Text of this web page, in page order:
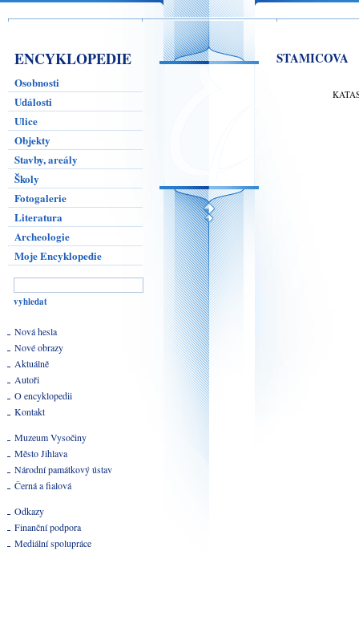
ENCYKLOPEDIE
Osobnosti
Události
Ulice
Objekty
Stavby, areály
Školy
Fotogalerie
Literatura
Archeologie
Moje Encyklopedie
Nová hesla
Nové obrazy
Aktuálně
Autoři
O encyklopedii
Kontakt
Muzeum Vysočiny
Město Jihlava
Národní památkový ústav
Černá a fialová
Odkazy
Finanční podpora
Mediální spolupráce
STAMICOVA